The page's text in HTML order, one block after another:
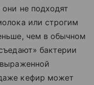
не подходят
или строгим
чем в обычном
бактерии
кефир может